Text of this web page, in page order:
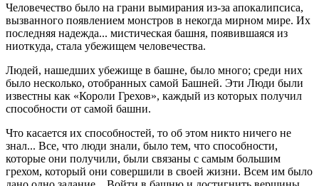
Человечество было на грани вымирания из-за апокалипсиса,
вызванного появлением монстров в некогда мирном мире. Их
последняя надежда... мистическая башня, появившаяся из
ниоткуда, стала убежищем человечества.
Людей, нашедших убежище в башне, было много; среди них
было несколько, отобранных самой Башней. Эти Люди были
известны как «Короли Грехов», каждый из которых получил
способности от самой башни.
Что касается их способностей, то об этом никто ничего не
знал... Все, что люди знали, было тем, что способности,
которые они получили, были связаны с самым большим
грехом, который они совершили в своей жизни. Всем им было